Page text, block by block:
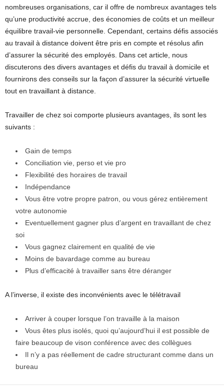
nombreuses organisations, car il offre de nombreux avantages tels
qu’une productivité accrue, des économies de coûts et un meilleur
équilibre travail-vie personnelle. Cependant, certains défis associés
au travail à distance doivent être pris en compte et résolus afin
d’assurer la sécurité des employés. Dans cet article, nous
discuterons des divers avantages et défis du travail à domicile et
fournirons des conseils sur la façon d’assurer la sécurité virtuelle
tout en travaillant à distance.
Travailler de chez soi comporte plusieurs avantages, ils sont les
suivants :
Gain de temps
Conciliation vie, perso et vie pro
Flexibilité des horaires de travail
Indépendance
Vous être votre propre patron, ou vous gérez entièrement
votre autonomie
Eventuellement gagner plus d’argent en travaillant de chez
soi
Vous gagnez clairement en qualité de vie
Moins de bavardage comme au bureau
Plus d’efficacité à travailler sans être déranger
A l’inverse, il existe des inconvénients avec le télétravail
Arriver à couper lorsque l’on travaille à la maison
Vous êtes plus isolés, quoi qu’aujourd’hui il est possible de
faire beaucoup de vison conférence avec des collègues
Il n’y a pas réellement de cadre structurant comme dans un
bureau